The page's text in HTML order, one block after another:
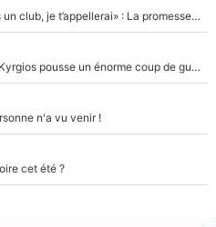
Mercato - OM - «Dès que je prends un club, je t’appellerai» : La promesse de Marcelino au moment de claquer la porte
Victime de racisme contre Murray, Kyrgios pousse un énorme coup de gueule !
n'a vu venir !
cet été ?